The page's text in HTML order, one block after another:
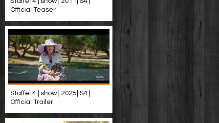
Official Teaser
Staffel 4 | show | 2025| S4 |
Official Trailer